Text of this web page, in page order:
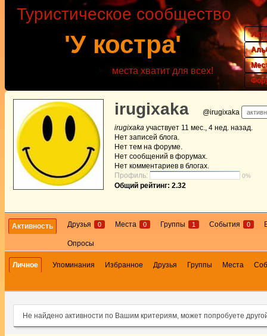
'У костра'
Туристическое сообщество
места хватит для всех!
irugixaka @irugixaka
irugixaka участвует 11 мес., 4 нед. назад.
Нет записей блога.
Нет тем на форуме.
Нет сообщений в форумах.
Нет комментариев в блогах.
Профиль:
0%
Общий рейтинг: 2.32
Активность Друзья 0 Места 0 Группы 1 События 0
Опросы
Личное Упоминания Избранное Друзья Группы Места
Не найдено активности по Вашим критериям, может попробуете